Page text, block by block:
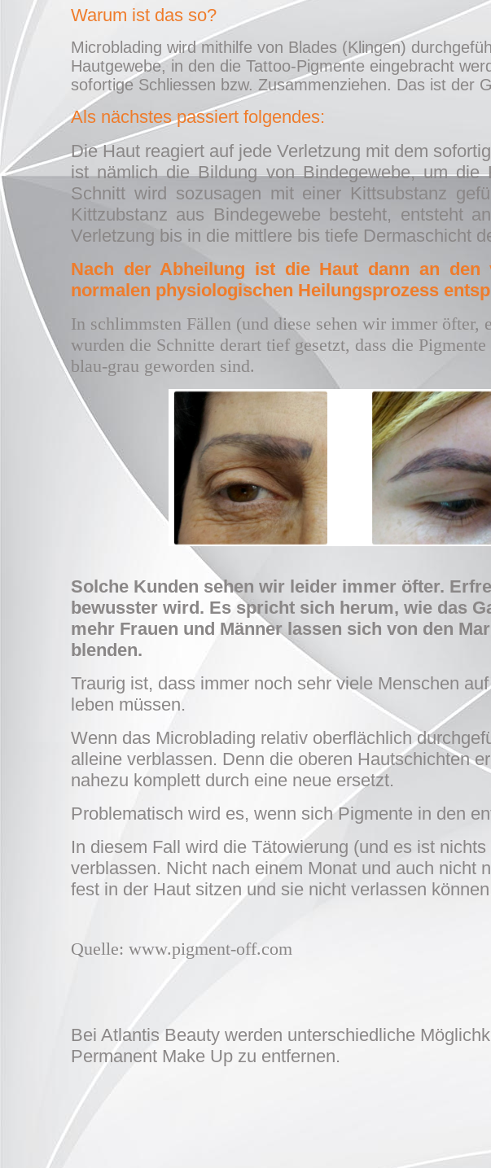
Warum ist das so?
Microblading wird mithilfe von Blades (Klingen)
Hautgewebe, in den die Tattoo-Pigmente eingebracht
sofortige Schliessen bzw. Zusammenziehen. Das ist der
Als nächstes passiert folgendes:
Die Haut reagiert auf jede Verletzung mit dem
ist nämlich die Bildung von Bindegewebe, um die
Schnitt wird sozusagen mit einer Kittsubstanz
Kittzubstanz aus Bindegewebe besteht, entsteht
Verletzung bis in die mittlere bis tiefe Dermaschicht
Nach der Abheilung ist die Haut dann an den
normalen physiologischen Heilungsprozess
In schlimmsten Fällen (und diese sehen wir immer
wurden die Schnitte derart tief gesetzt, dass die
blau-grau geworden sind.
Solche Kunden sehen wir leider immer öfter.
bewusster wird. Es spricht sich herum, wie das
mehr Frauen und Männer lassen sich von den
blenden.
Traurig ist, dass immer noch sehr viele Menschen
leben müssen.
Wenn das Microblading relativ oberflächlich
alleine verblassen. Denn die oberen Hautschichten
nahezu komplett durch eine neue ersetzt.
Problematisch wird es, wenn sich Pigmente in den
In diesem Fall wird die Tätowierung (und es ist
verblassen. Nicht nach einem Monat und auch nicht
fest in der Haut sitzen und sie nicht verlassen
Quelle: www.pigment-off.com
Bei Atlantis Beauty werden unterschiedliche
Permanent Make Up zu entfernen.